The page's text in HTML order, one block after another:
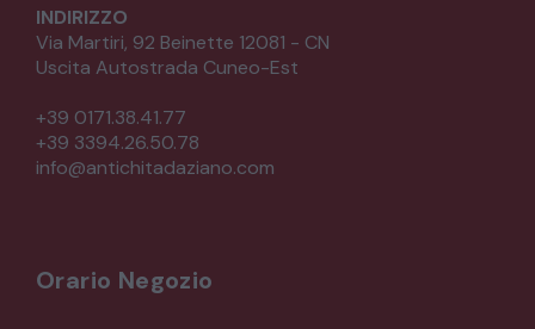
INDIRIZZO
Via Martiri, 92 Beinette 12081 - CN
Uscita Autostrada Cuneo-Est
+39 0171.38.41.77
+39 3394.26.50.78
info@antichitadaziano.com
Orario Negozio